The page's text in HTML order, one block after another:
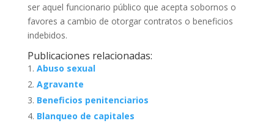
ser aquel funcionario público que acepta sobornos o
favores a cambio de otorgar contratos o beneficios
indebidos.
Publicaciones relacionadas:
Abuso sexual
Agravante
Beneficios penitenciarios
Blanqueo de capitales